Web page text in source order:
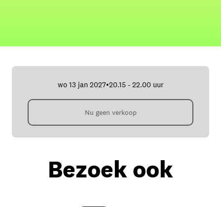
wo 13 jan 2027•20.15 - 22.00 uur
Nu geen verkoop
Bezoek ook